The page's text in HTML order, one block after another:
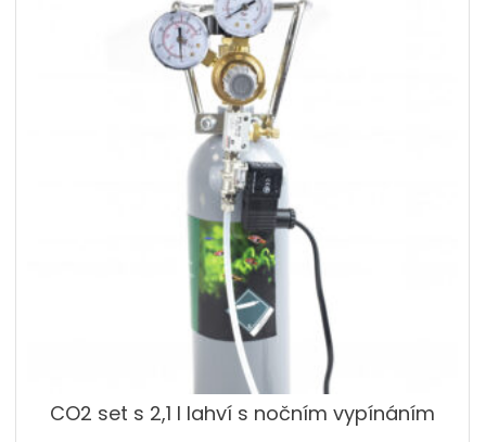
CO2 set s 2,1 l lahví s nočním vypínáním